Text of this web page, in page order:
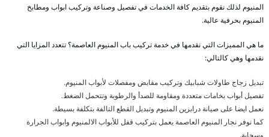
المنيوم لذلك نقوم بتقديم كافة الخدمات في تفصيل وصناعة وتركيب ابواب ومطابخ
المنيوم بحرفية عالية.
ما هي المميزات التي نقدمها في خدمة تركيب باب المنيوم العاصمة؟ تتعدد المزايا التي
نقدمها وهي كالتالي:
تبديل زجاج طاولات شبابيك وتركيب مقابض ومفصلات لأبواب المنيوم.
تفصيل أبواب بخامات متعددة ومقاومة للصدأ والرطوبة وتتحمل الضغط.
نعمل ايضا على صيانة درابزين المنيوم وتبديل القطع التالفة بتكلفة بسيطة.
كما نوفر نجار المنيوم العاصمة يعمل بتركيب قفل للأبواب الالمنيوم وابواب الجرارة